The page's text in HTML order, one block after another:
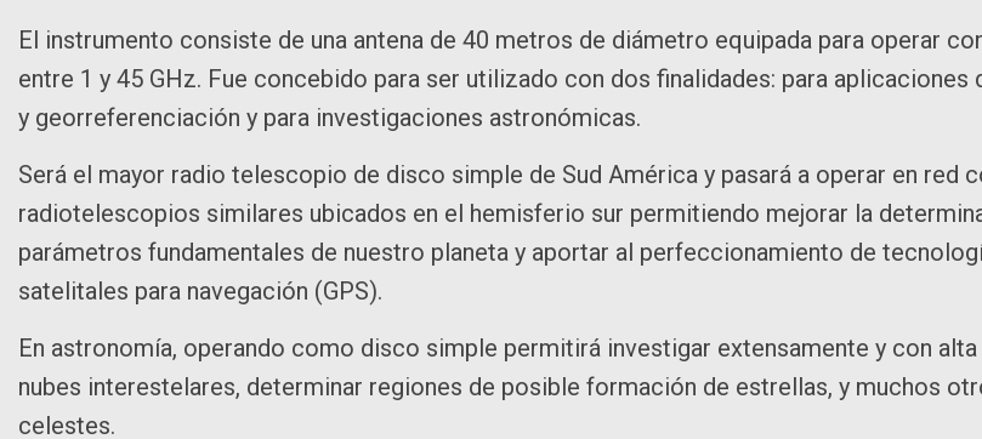
El instrumento consiste de una antena de 40 metros de diámetro equipada para operar
entre 1 y 45 GHz. Fue concebido para ser utilizado con dos finalidades: para aplicaciones
y georreferenciación y para investigaciones astronómicas.
Será el mayor radio telescopio de disco simple de Sud América y pasará a operar en red
radiotelescopios similares ubicados en el hemisferio sur permitiendo mejorar la
parámetros fundamentales de nuestro planeta y aportar al perfeccionamiento de
satelitales para navegación (GPS).
En astronomía, operando como disco simple permitirá investigar extensamente y con
nubes interestelares, determinar regiones de posible formación de estrellas, y muchos
celestes.